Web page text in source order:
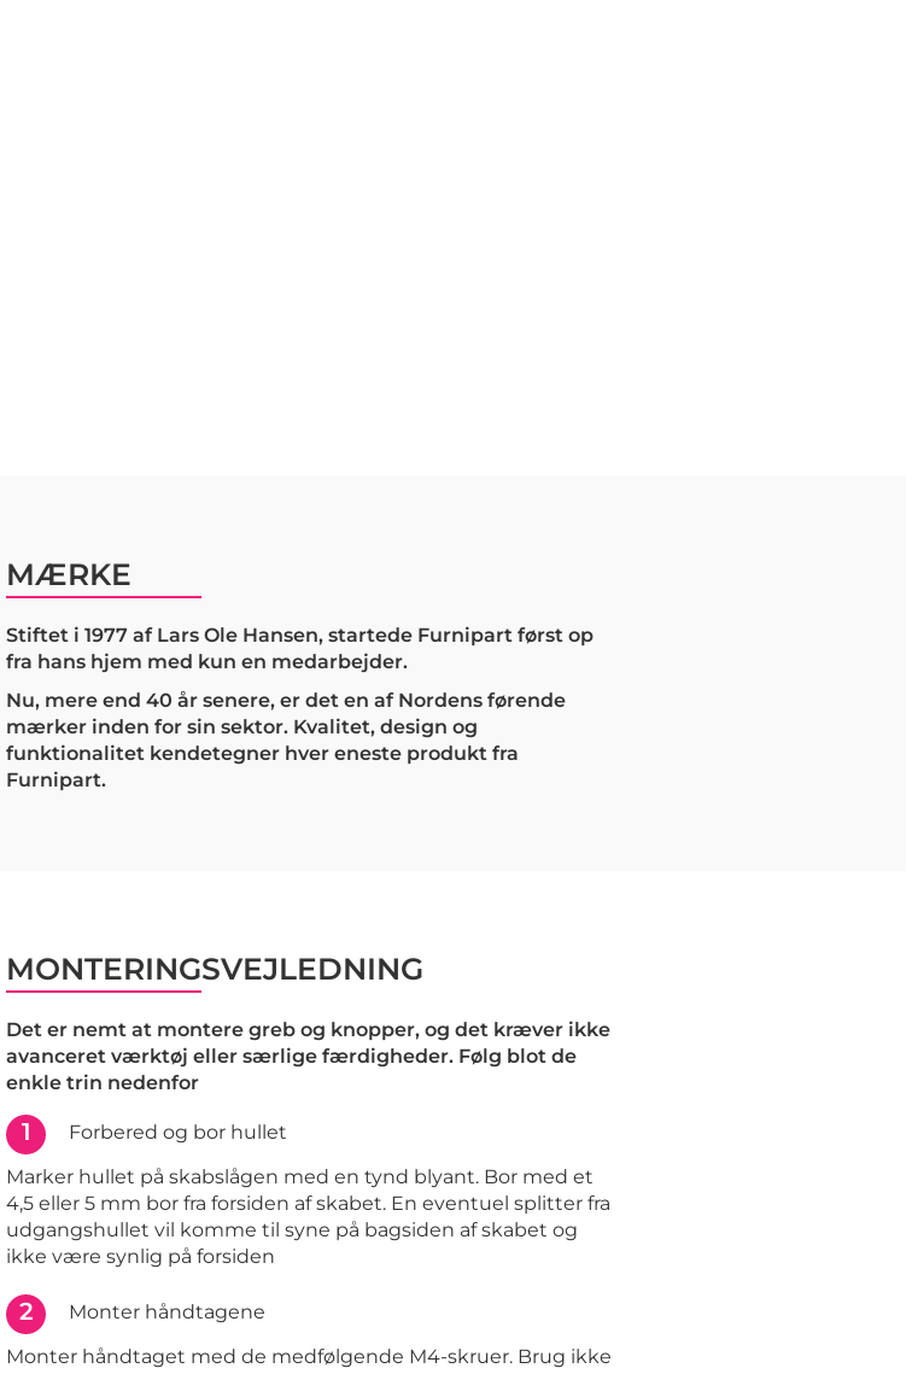
MÆRKE
Stiftet i 1977 af Lars Ole Hansen, startede Furnipart først op
fra hans hjem med kun en medarbejder.
Nu, mere end 40 år senere, er det en af Nordens førende
mærker inden for sin sektor. Kvalitet, design og
funktionalitet kendetegner hver eneste produkt fra
Furnipart.
MONTERINGSVEJLEDNING
Det er nemt at montere greb og knopper, og det kræver ikke
avanceret værktøj eller særlige færdigheder. Følg blot de
enkle trin nedenfor
1
Forbered og bor hullet
Marker hullet på skabslågen med en tynd blyant. Bor med et
4,5 eller 5 mm bor fra forsiden af skabet. En eventuel splitter fra
udgangshullet vil komme til syne på bagsiden af skabet og
ikke være synlig på forsiden
2
Monter håndtagene
Monter håndtaget med de medfølgende M4-skruer. Brug ikke